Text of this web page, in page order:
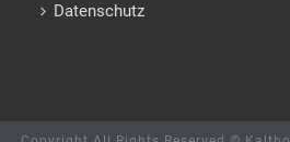
Datenschutz